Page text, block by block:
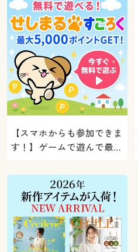
【スマホからも参加できま
す！】ゲームで遊んで最大
ト！